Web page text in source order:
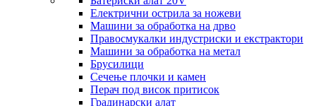
Електрични острила за ножеви
Машини за обработка на дрво
Правосмукалки индустриски и екстрактори
Машини за обработка на метал
Брусилици
Сечење плочки и камен
Перач под висок притисок
Градинарски алат